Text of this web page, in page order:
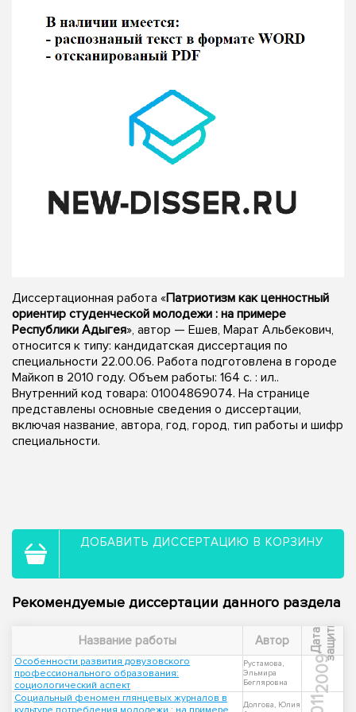
Диссертационная работа «Патриотизм как ценностный
ориентир студенческой молодежи : на примере
Республики Адыгея», автор — Ешев, Марат Альбекович,
относится к типу: кандидатская диссертация по
специальности 22.00.06. Работа подготовлена в городе
Майкоп в 2010 году. Объем работы: 164 с. : ил..
Внутренний код товара: 01004869074. На странице
представлены основные сведения о диссертации,
включая название, автора, год, город, тип работы и шифр
специальности.
ДОБАВИТЬ ДИССЕРТАЦИЮ В КОРЗИНУ
Рекомендуемые диссертации данного раздела
Название работы Автор Д
а
т
а
з
а
щ
и
т ы
Особенности развития довузовского
профессионального образования:
социологический аспект
Рустамова,
Эльмира
Бегляровна
2009
Социальный феномен глянцевых журналов в
Долгова, Юлия